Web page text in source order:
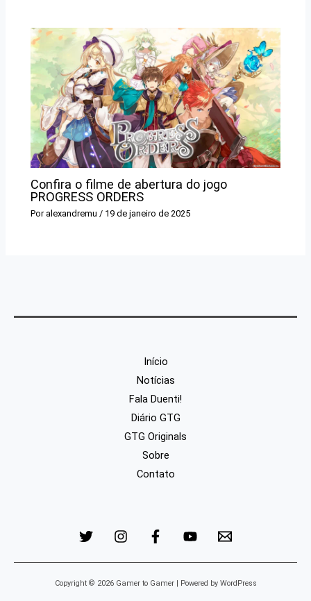
Confira o filme de abertura do jogo
PROGRESS ORDERS
Por alexandremu / 19 de janeiro de 2025
Início
Notícias
Fala Duenti!
Diário GTG
GTG Originals
Sobre
Contato
Copyright © 2026 Gamer to Gamer | Powered by WordPress